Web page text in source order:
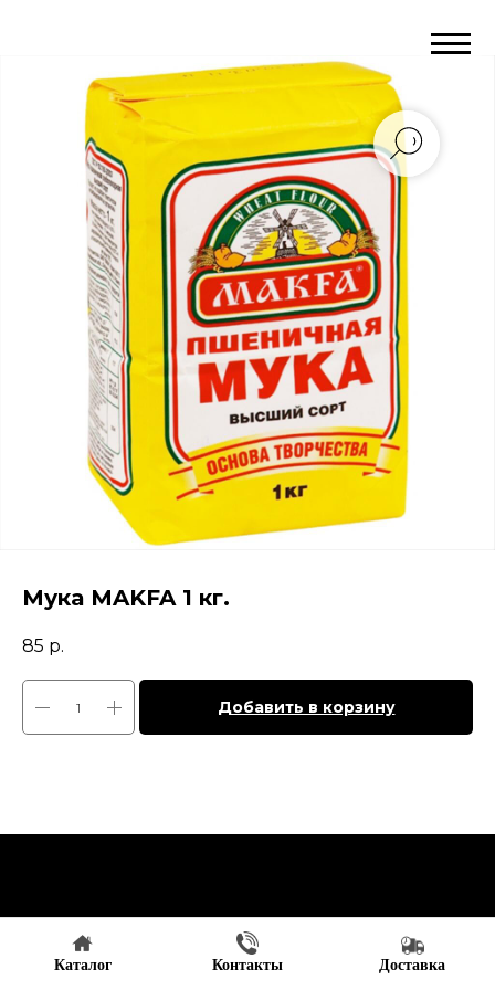
Мука MAKFA 1 кг.
85 р.
Добавить в корзину
Каталог Контакты Доставка